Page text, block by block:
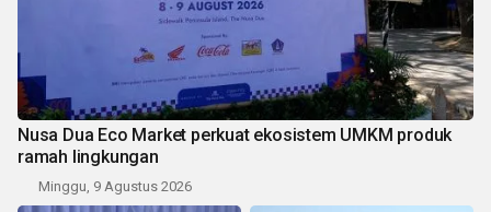
Nusa Dua Eco Market perkuat ekosistem UMKM produk
ramah lingkungan
Minggu, 9 Agustus 2026